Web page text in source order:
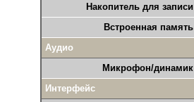
Накопитель для записи
Встроенная память
Аудио
Микрофон/динамик
Интерфейс